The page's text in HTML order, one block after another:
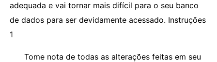
adequada e vai tornar mais difícil para o seu banco
de dados para ser devidamente acessado. Instruções
1
Tome nota de todas as alterações feitas em seu